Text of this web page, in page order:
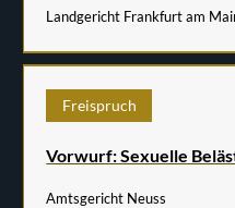
Landgericht Frankfurt am
Freispruch
Vorwurf: Sexuelle
Amtsgericht Neuss